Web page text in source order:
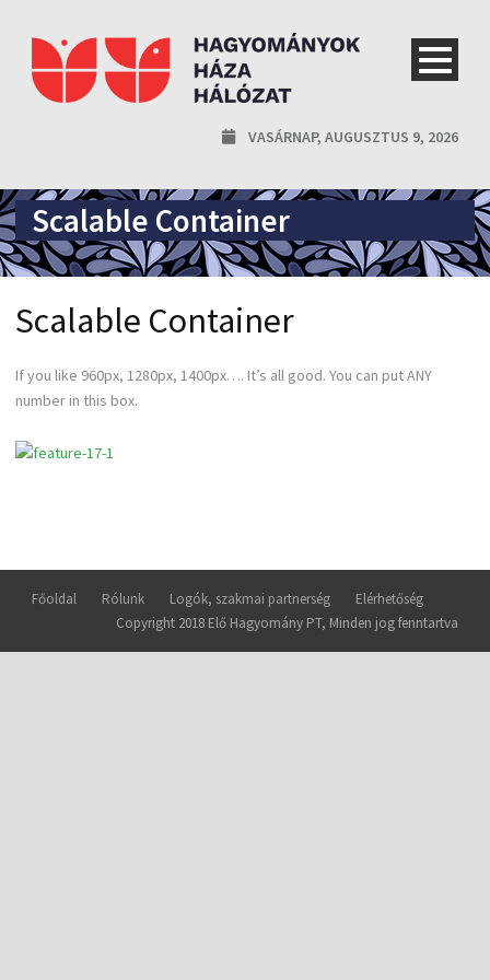
VASÁRNAP, AUGUSZTUS 9, 2026
Scalable Container
Scalable Container
If you like 960px, 1280px, 1400px…. It’s all good. You can put ANY
number in this box.
Főoldal Rólunk Logók, szakmai partnerség
Elérhetőség
Copyright 2018 Elő Hagyomány PT, Minden jog fenntartva